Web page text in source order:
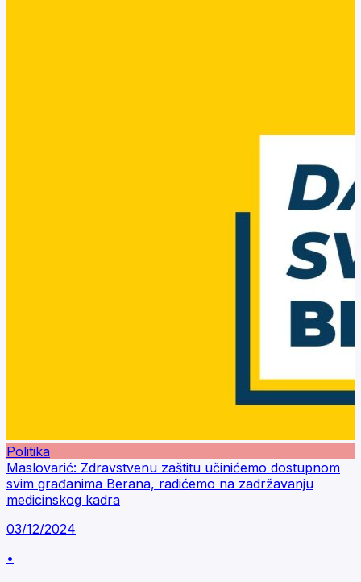
Politika
Maslovarić: Zdravstvenu zaštitu učinićemo dostupnom
svim građanima Berana, radićemo na zadržavanju
medicinskog kadra
03/12/2024
•